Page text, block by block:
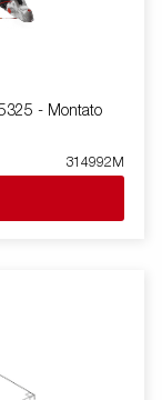
- Montato
314992M